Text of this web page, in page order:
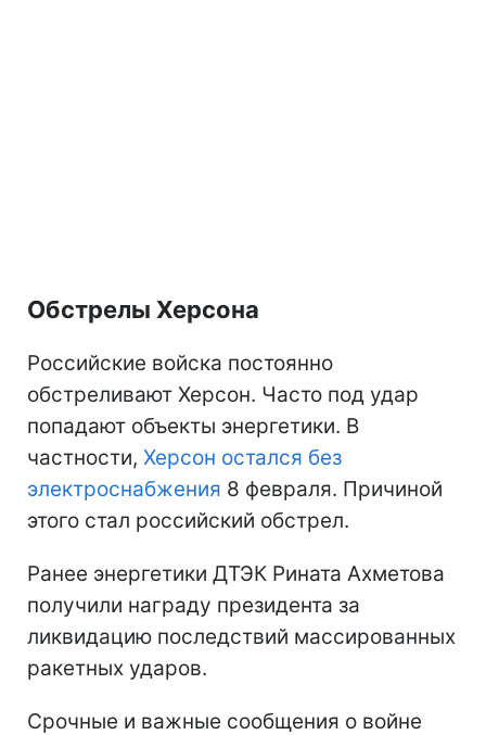
Обстрелы Херсона
Российские войска постоянно
обстреливают Херсон. Часто под удар
попадают объекты энергетики. В
частности, Херсон остался без
электроснабжения 8 февраля. Причиной
этого стал российский обстрел.
Ранее энергетики ДТЭК Рината Ахметова
получили награду президента за
ликвидацию последствий массированных
ракетных ударов.
Срочные и важные сообщения о войне